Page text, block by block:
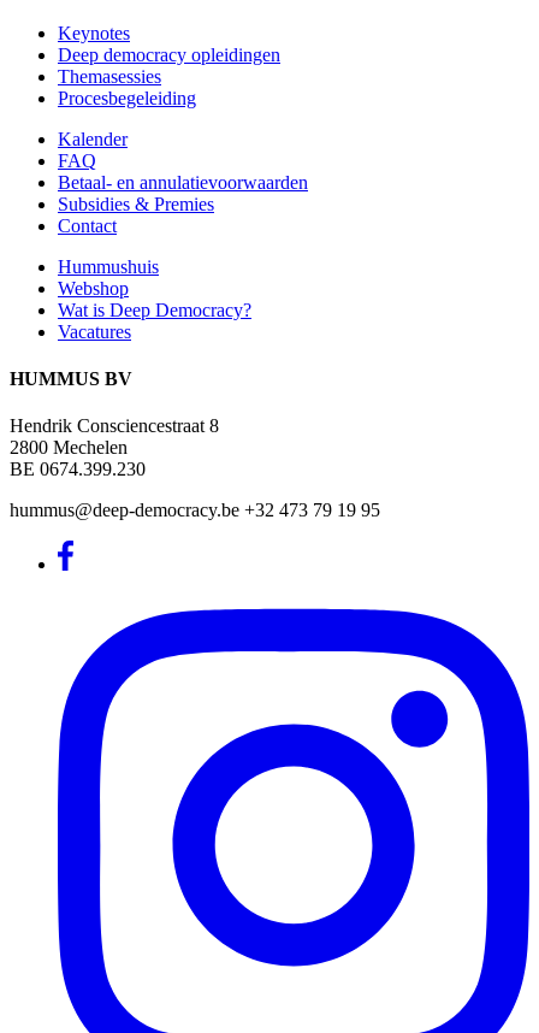
Keynotes
Deep democracy opleidingen
Themasessies
Procesbegeleiding
Kalender
FAQ
Betaal- en annulatievoorwaarden
Subsidies & Premies
Contact
Hummushuis
Webshop
Wat is Deep Democracy?
Vacatures
HUMMUS BV
Hendrik Consciencestraat 8
2800 Mechelen
BE 0674.399.230
hummus@deep-democracy.be +32 473 79 19 95